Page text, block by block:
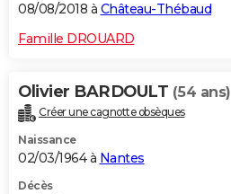
08/08/2018 à Château-Thébaud
Famille DROUARD
Olivier BARDOULT (54 ans)
Créer une cagnotte obsèques
Naissance
02/03/1964 à Nantes
Décès